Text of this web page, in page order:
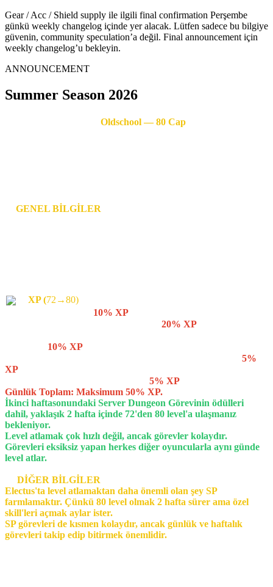
Gear / Acc / Shield supply ile ilgili final confirmation Perşembe
günkü weekly changelog içinde yer alacak. Lütfen sadece bu bilgiye
güvenin, community speculation’a değil. Final announcement için
weekly changelog’u bekleyin.
ANNOUNCEMENT
Summer Season 2026
Oldschool — 80 Cap
GENEL BİLGİLER
XP(72→80)
10% XP
20% XP
10% XP
5%
XP
5% XP
Günlük Toplam: Maksimum 50% XP.
İkinci haftasonundaki Server Dungeon Görevinin ödülleri
dahil, yaklaşık 2 hafta içinde 72'den 80 level'a ulaşmanız
bekleniyor.
Level atlamak çok hızlı değil, ancak görevler kolaydır.
Görevleri eksiksiz yapan herkes diğer oyuncularla aynı günde
level atlar.
DİĞER BİLGİLER
Electus'ta level atlamaktan daha önemli olan şey SP
farmlamaktır. Çünkü 80 level olmak 2 hafta sürer ama özel
skill'leri açmak aylar ister.
SP görevleri de kısmen kolaydır, ancak günlük ve haftalık
görevleri takip edip bitirmek önemlidir.